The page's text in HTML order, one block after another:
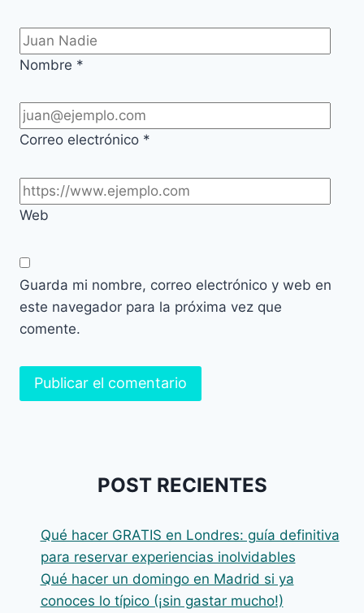
Nombre *
Correo electrónico *
Web
Guarda mi nombre, correo electrónico y web en
este navegador para la próxima vez que
comente.
POST RECIENTES
Qué hacer GRATIS en Londres: guía definitiva
para reservar experiencias inolvidables
Qué hacer un domingo en Madrid si ya
conoces lo típico (¡sin gastar mucho!)